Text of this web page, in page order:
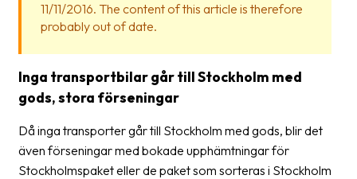
Help?
Glossary
Shipping
documents
11/11/2016. The content of this article is therefore
probably out of date.
Inga transportbilar går till Stockholm med
gods, stora förseningar
Då inga transporter går till Stockholm med gods, blir det
även förseningar med bokade upphämtningar för
Stockholmspaket eller de paket som sorteras i Stockholm